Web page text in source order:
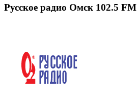
Русское радио Омск 102.5 FM